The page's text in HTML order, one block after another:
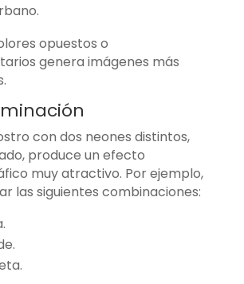
opuestos o
genera imágenes más
con dos neones distintos,
produce un efecto
muy atractivo. Por ejemplo,
las siguientes combinaciones: